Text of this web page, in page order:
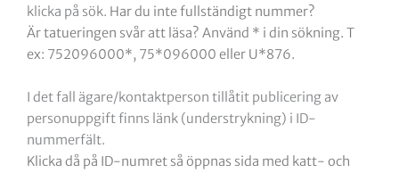
klicka på sök. Har du inte fullständigt nummer?
Är tatueringen svår att läsa? Använd * i din sökning. T
ex: 752096000*, 75*096000 eller U*876.
I det fall ägare/kontaktperson tillåtit publicering av
personuppgift finns länk (understrykning) i ID-
nummerfält.
Klicka då på ID-numret så öppnas sida med katt- och